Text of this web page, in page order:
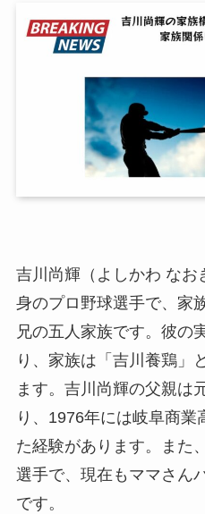
吉川尚輝（よしかわ なお
身のプロ野球選手で、家
兄の五人家族です。彼の
り、家族は「吉川養鶏」
ます。吉川尚輝の父親は
り、1976年には岐阜商業
た経験があります。また
選手で、現在もママさん
です。